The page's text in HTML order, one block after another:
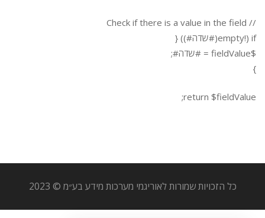
// Check if there is a value in the field
if (!empty(#שדה#)) {
$fieldValue = #שדה#;
}
return $fieldValue;
כל הזכויות שמורות לאוריגמי מערכות מידע בע״מ © 2023